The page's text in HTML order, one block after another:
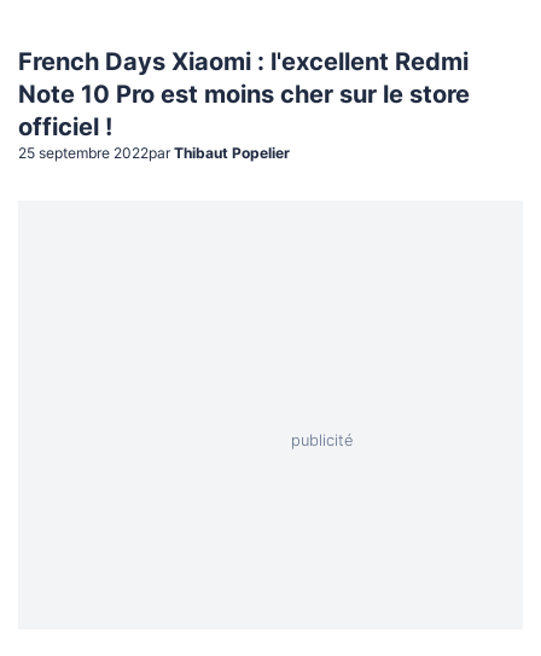
French Days Xiaomi : l'excellent Redmi
Note 10 Pro est moins cher sur le store
officiel !
25 septembre 2022par Thibaut Popelier